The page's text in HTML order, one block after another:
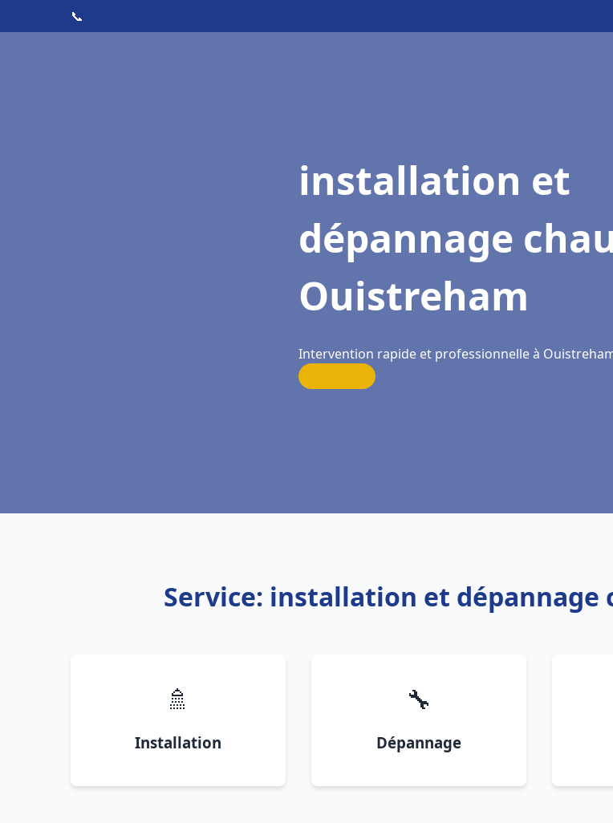
📞
installation et
dépannage
Ouistreham
Intervention rapide et professionnelle à
Service: installation et dépannage
🚿
Installation
🔧
Dépannage